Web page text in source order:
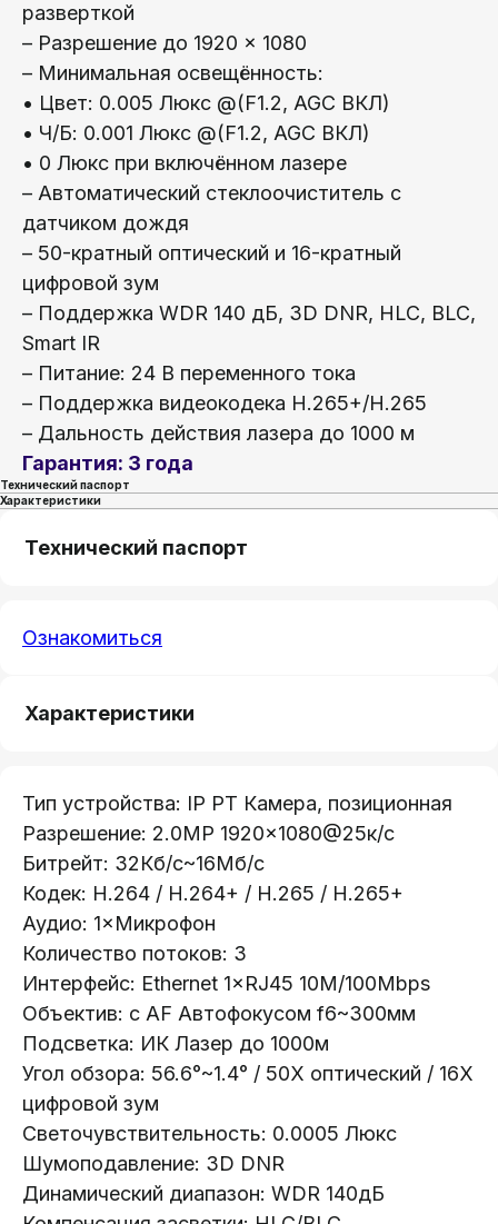
разверткой
– Разрешение до 1920 × 1080
– Минимальная освещённость:
• Цвет: 0.005 Люкс @(F1.2, AGC ВКЛ)
• Ч/Б: 0.001 Люкс @(F1.2, AGC ВКЛ)
• 0 Люкс при включённом лазере
– Автоматический стеклоочиститель с
датчиком дождя
– 50-кратный оптический и 16-кратный
цифровой зум
– Поддержка WDR 140 дБ, 3D DNR, HLC, BLC,
Smart IR
– Питание: 24 В переменного тока
– Поддержка видеокодека H.265+/H.265
– Дальность действия лазера до 1000 м
Гарантия: 3 года
Технический паспорт
Характеристики
Технический паспорт
Ознакомиться
Характеристики
Тип устройства: IP PT Камера, позиционная
Разрешение: 2.0MP 1920×1080@25к/с
Битрейт: 32Кб/с~16Мб/с
Кодек: H.264 / H.264+ / H.265 / H.265+
Аудио: 1×Микрофон
Количество потоков: 3
Интерфейс: Ethernet 1×RJ45 10M/100Mbps
Oбъектив: с AF Автофокусом f6~300мм
Подсветка: ИК Лазер до 1000м
Угoл обзора: 56.6°~1.4° / 50X оптический / 16X
цифровой зум
Светочувствительность: 0.0005 Люкс
Шумоподавление: 3D DNR
Динамический диапазон: WDR 140дБ